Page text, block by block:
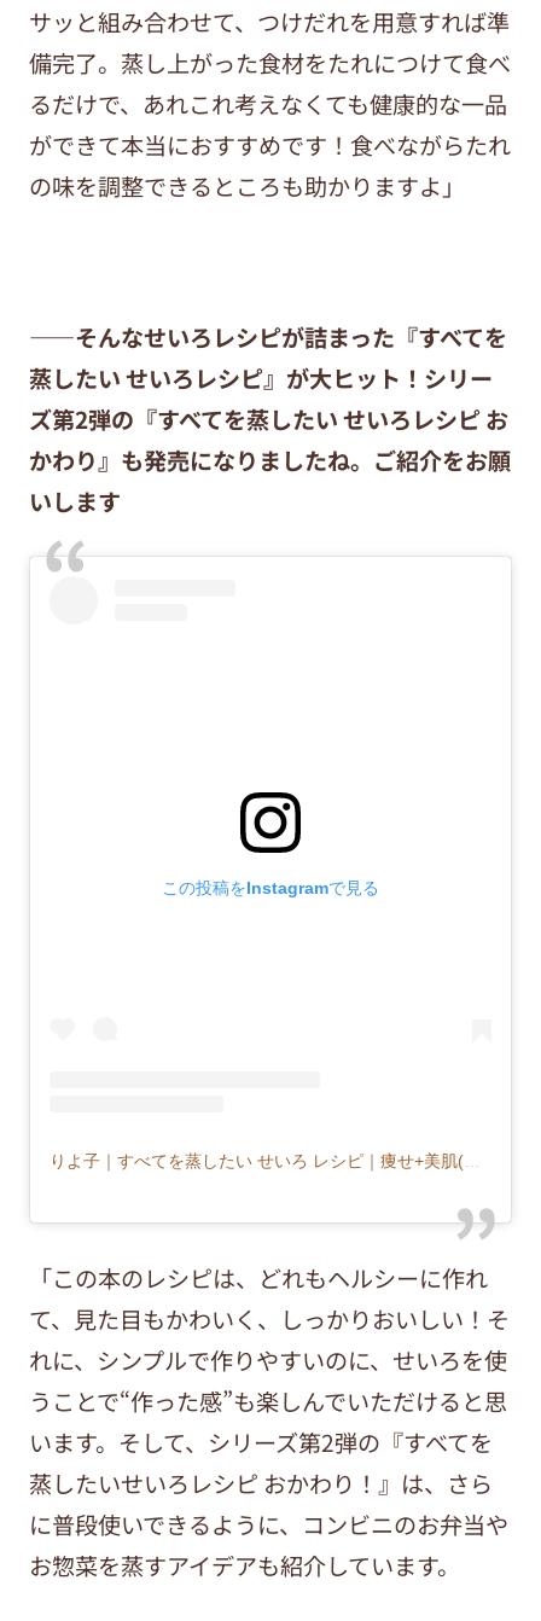
サッと組み合わせて、つけだれを用意すれば準
備完了。蒸し上がった食材をたれにつけて食べ
るだけで、あれこれ考えなくても健康的な一品
ができて本当におすすめです！食べながらたれ
の味を調整できるところも助かりますよ」
——そんなせいろレシピが詰まった『すべてを
蒸したい せいろレシピ』が大ヒット！シリー
ズ第2弾の『すべてを蒸したい せいろレシピ お
かわり』も発売になりましたね。ご紹介をお願
いします
この投稿をInstagramで見る
りよ子｜すべてを蒸したい せいろ レシピ｜痩せ+美肌(@musu_riyoco)がシェアした投稿
「この本のレシピは、どれもヘルシーに作れ
て、見た目もかわいく、しっかりおいしい！そ
れに、シンプルで作りやすいのに、せいろを使
うことで“作った感”も楽しんでいただけると思
います。そして、シリーズ第2弾の『すべてを
蒸したいせいろレシピ おかわり！』は、さら
に普段使いできるように、コンビニのお弁当や
お惣菜を蒸すアイデアも紹介しています。